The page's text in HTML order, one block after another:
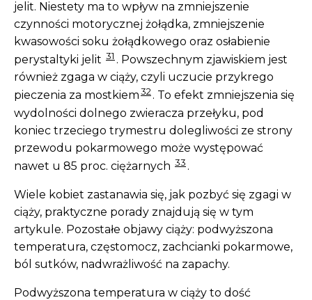
jelit. Niestety ma to wpływ na zmniejszenie
czynności motorycznej żołądka, zmniejszenie
kwasowości soku żołądkowego oraz osłabienie
perystaltyki jelit 31 . Powszechnym zjawiskiem jest
również zgaga w ciąży, czyli uczucie przykrego
pieczenia za mostkiem32. To efekt zmniejszenia się
wydolności dolnego zwieracza przełyku, pod
koniec trzeciego trymestru dolegliwości ze strony
przewodu pokarmowego może występować
nawet u 85 proc. ciężarnych 33 .
Wiele kobiet zastanawia się, jak pozbyć się zgagi w
ciąży, praktyczne porady znajdują się w tym
artykule. Pozostałe objawy ciąży: podwyższona
temperatura, częstomocz, zachcianki pokarmowe,
ból sutków, nadwrażliwość na zapachy.
Podwyższona temperatura w ciąży to dość